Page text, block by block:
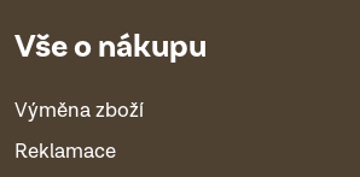
Vše o nákupu
Výměna zboží
Reklamace